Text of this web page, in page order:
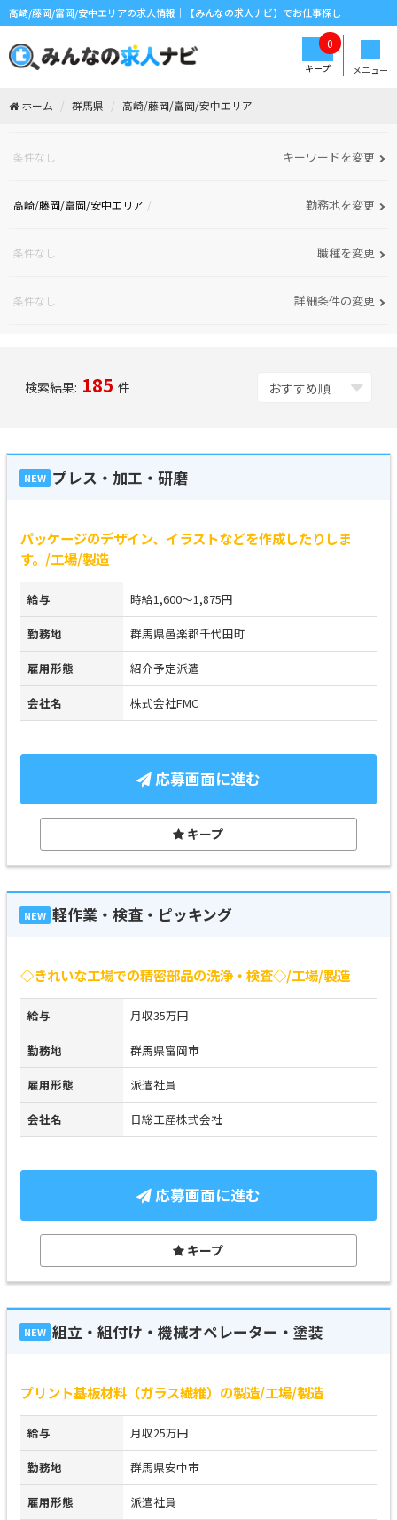
高崎/藤岡/富岡/安中エリアの求人情報｜【みんなの求人ナビ】でお仕事探し
メニュー
キープ
0
ホーム 群馬県 高崎/藤岡/富岡/安中エリア
条件なし キーワードを変更
高崎/藤岡/富岡/安中エリア 勤務地を変更
条件なし 職種を変更
条件なし 詳細条件の変更
検索結果: 185 件
NEW プレス・加工・研磨
パッケージのデザイン、イラストなどを作成したりしま
す。/工場/製造
給与 時給1,600～1,875円
勤務地 群馬県邑楽郡千代田町
雇用形態 紹介予定派遣
会社名 株式会社FMC
応募画面に進む
キープ
NEW 軽作業・検査・ピッキング
◇きれいな工場での精密部品の洗浄・検査◇/工場/製造
給与 月収35万円
勤務地 群馬県富岡市
雇用形態 派遣社員
会社名 日総工産株式会社
応募画面に進む
キープ
NEW 組立・組付け・機械オペレーター・塗装
プリント基板材料（ガラス繊維）の製造/工場/製造
給与 月収25万円
勤務地 群馬県安中市
雇用形態 派遣社員